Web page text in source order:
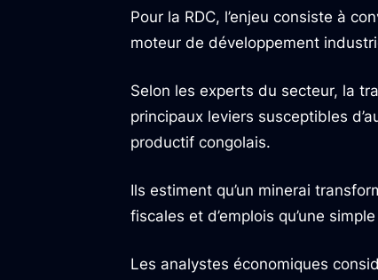
Pour la RDC, l’enjeu consiste à
moteur de développement
Selon les experts du secteur, la
principaux leviers susceptibles
productif congolais.
Ils estiment qu’un minerai
fiscales et d’emplois qu’une
Les analystes économiques